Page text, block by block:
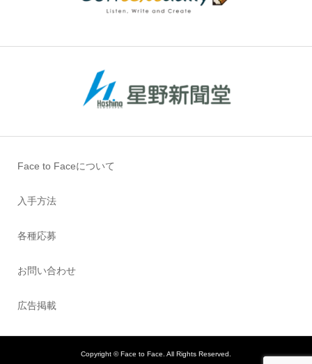
Face to Faceについて
入手方法
各種応募
お問い合わせ
広告掲載
Copyright ©Face to Face. All Rights Reserved.